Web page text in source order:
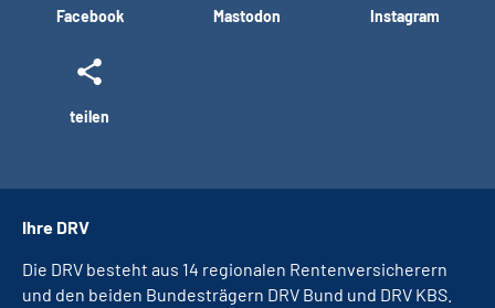
Facebook Mastodon Instagram
teilen
Ihre DRV
Die DRV besteht aus 14 regionalen Rentenversicherern
und den beiden Bundesträgern DRV Bund und DRV KBS.